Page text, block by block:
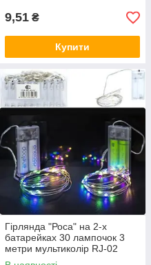
9,51 ₴
Купити
Гірлянда "Роса" на 2-х
батарейках 30 лампочок 3
метри мультиколір RJ-02
MZOPT